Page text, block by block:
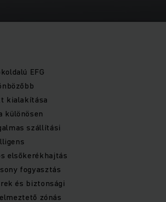
EFG
kialakítása
különösen
szállítási
elsőkerékhajtás
fogyasztás
és biztonsági
zónás